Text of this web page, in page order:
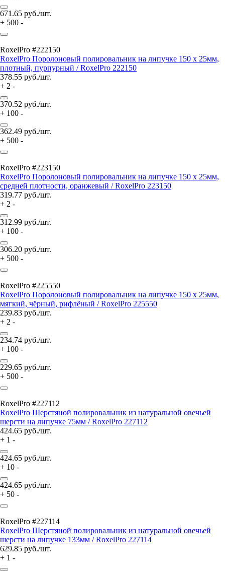
671.65 руб./шт.
+ 500 -
RoxelPro #222150
RoxelPro Поролоновый полировальник на липучке 150 х 25мм,
плотный, пурпурный / RoxelPro 222150
378.55 руб./шт.
+ 2 -
370.52 руб./шт.
+ 100 -
362.49 руб./шт.
+ 500 -
RoxelPro #223150
RoxelPro Поролоновый полировальник на липучке 150 х 25мм,
средней плотности, оранжевый / RoxelPro 223150
319.77 руб./шт.
+ 2 -
312.99 руб./шт.
+ 100 -
306.20 руб./шт.
+ 500 -
RoxelPro #225550
RoxelPro Поролоновый полировальник на липучке 150 х 25мм,
мягкий, чёрный, рифлёный / RoxelPro 225550
239.83 руб./шт.
+ 2 -
234.74 руб./шт.
+ 100 -
229.65 руб./шт.
+ 500 -
RoxelPro #227112
RoxelPro Шерстяной полировальник из натуральной овечьей
шерсти на липучке 75мм / RoxelPro 227112
424.65 руб./шт.
+ 1 -
424.65 руб./шт.
+ 10 -
424.65 руб./шт.
+ 50 -
RoxelPro #227114
RoxelPro Шерстяной полировальник из натуральной овечьей
шерсти на липучке 133мм / RoxelPro 227114
629.85 руб./шт.
+ 1 -